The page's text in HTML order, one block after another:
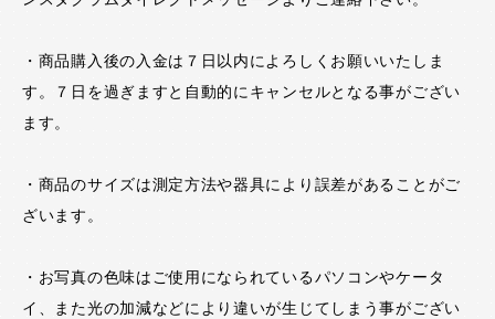
・商品購入後の入金は７日以内によろしくお願いいたしま
す。７日を過ぎますと自動的にキャンセルとなる事がござい
ます。
・商品のサイズは測定方法や器具により誤差があることがご
ざいます。
・お写真の色味はご使用になられているパソコンやケータ
イ、また光の加減などにより違いが生じてしまう事がござい